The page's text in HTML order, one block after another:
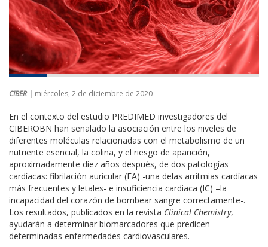
CIBER | miércoles, 2 de diciembre de 2020
En el contexto del estudio PREDIMED investigadores del
CIBEROBN han señalado la asociación entre los niveles de
diferentes moléculas relacionadas con el metabolismo de un
nutriente esencial, la colina, y el riesgo de aparición,
aproximadamente diez años después, de dos patologías
cardíacas: fibrilación auricular (FA) -una delas arritmias cardíacas
más frecuentes y letales- e insuficiencia cardiaca (IC) –la
incapacidad del corazón de bombear sangre correctamente-.
Los resultados, publicados en la revista Clinical Chemistry,
ayudarán a determinar biomarcadores que predicen
determinadas enfermedades cardiovasculares.